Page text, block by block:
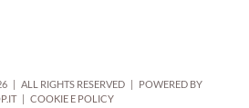
| ALL RIGHTS RESERVED | POWERED BY
| COOKIE E POLICY